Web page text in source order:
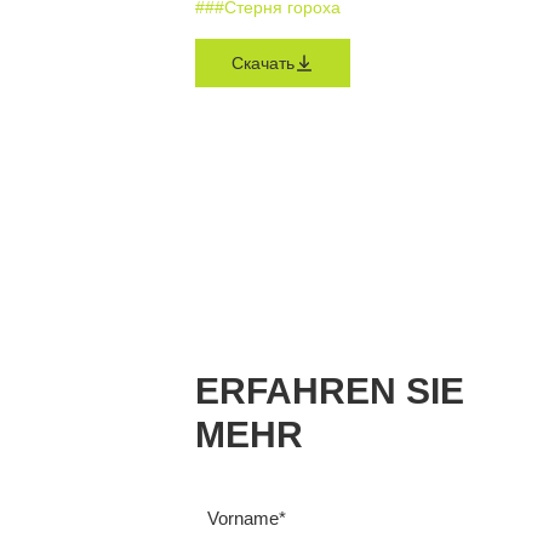
###Стерня гороха
Скачать
ERFAHREN SIE
MEHR
Vorname